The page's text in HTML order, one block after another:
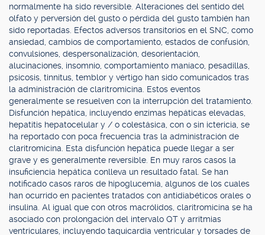
normalmente ha sido reversible. Alteraciones del sentido del
olfato y perversión del gusto o pérdida del gusto también han
sido reportadas. Efectos adversos transitorios en el SNC, como
ansiedad, cambios de comportamiento, estados de confusión,
convulsiones, despersonalización, desorientación,
alucinaciones, insomnio, comportamiento maníaco, pesadillas,
psicosis, tinnitus, temblor y vértigo han sido comunicados tras
la administración de claritromicina. Estos eventos
generalmente se resuelven con la interrupción del tratamiento.
Disfunción hepática, incluyendo enzimas hepáticas elevadas,
hepatitis hepatocelular y / o colestásica, con o sin ictericia, se
ha reportado con poca frecuencia tras la administración de
claritromicina. Esta disfunción hepática puede llegar a ser
grave y es generalmente reversible. En muy raros casos la
insuficiencia hepática conlleva un resultado fatal. Se han
notificado casos raros de hipoglucemia, algunos de los cuales
han ocurrido en pacientes tratados con antidiabéticos orales o
insulina. Al igual que con otros macrólidos, claritromicina se ha
asociado con prolongación del intervalo QT y arritmias
ventriculares, incluyendo taquicardia ventricular y torsades de